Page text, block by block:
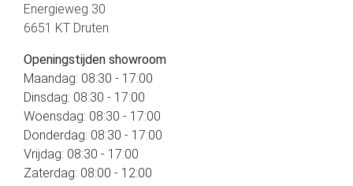
Energieweg 30
6651 KT Druten
Openingstijden showroom
Maandag: 08:30 - 17:00
Dinsdag: 08:30 - 17:00
Woensdag: 08:30 - 17:00
Donderdag: 08:30 - 17:00
Vrijdag: 08:30 - 17:00
Zaterdag: 08:00 - 12:00